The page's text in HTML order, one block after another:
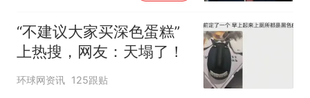
“不建议大家买深色蛋糕”
上热搜，网友：天塌了！
环球网资讯 125跟贴